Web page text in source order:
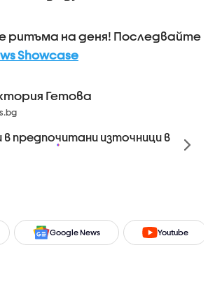
ритъма на деня! Последвайте
Showcase
Гетова
в предпочитани източници в
Google News Youtube